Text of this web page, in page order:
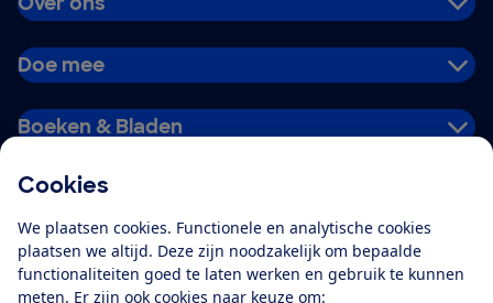
Cookies
We plaatsen cookies. Functionele en analytische cookies
plaatsen we altijd. Deze zijn noodzakelijk om bepaalde
functionaliteiten goed te laten werken en gebruik te kunnen
meten. Er zijn ook cookies naar keuze om:
Doe mee
Boeken & Bladen
Alles over de